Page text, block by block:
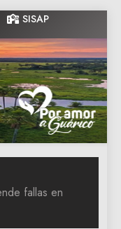
SISAP
de Guarico
fallas en